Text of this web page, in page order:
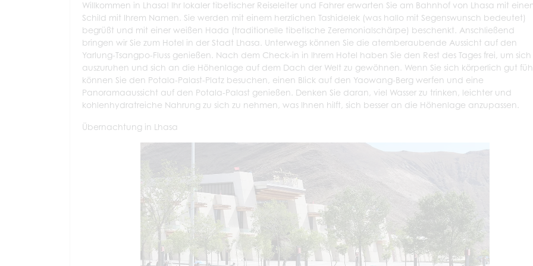
Willkommen in Lhasa! Ihr lokaler tibetischer Reiseleiter und Fahrer erwarten Sie am Bahnhof von Lhasa mit
Schild mit Ihrem Namen. Sie werden mit einem herzlichen Tashidelek (was hallo mit Segenswunsch bedeutet)
begrüßt und mit einer weißen Hada (traditionelle tibetische Zeremonialschärpe) beschenkt. Anschließend
bringen wir Sie zum Hotel in der Stadt Lhasa. Unterwegs können Sie die atemberaubende Aussicht auf den
Yarlung-Tsangpo-Fluss genießen. Nach dem Check-in in Ihrem Hotel haben Sie den Rest des Tages frei, um sich
auszuruhen und sich an die Höhenlage auf dem Dach der Welt zu gewöhnen. Wenn Sie sich körperlich gut
können Sie den Potala-Palast-Platz besuchen, einen Blick auf den Yaowang-Berg werfen und eine
Panoramaaussicht auf den Potala-Palast genießen. Denken Sie daran, viel Wasser zu trinken, leichter und
kohlenhydratreiche Nahrung zu sich zu nehmen, was Ihnen hilft, sich besser an die Höhenlage anzupassen.
Übernachtung in Lhasa